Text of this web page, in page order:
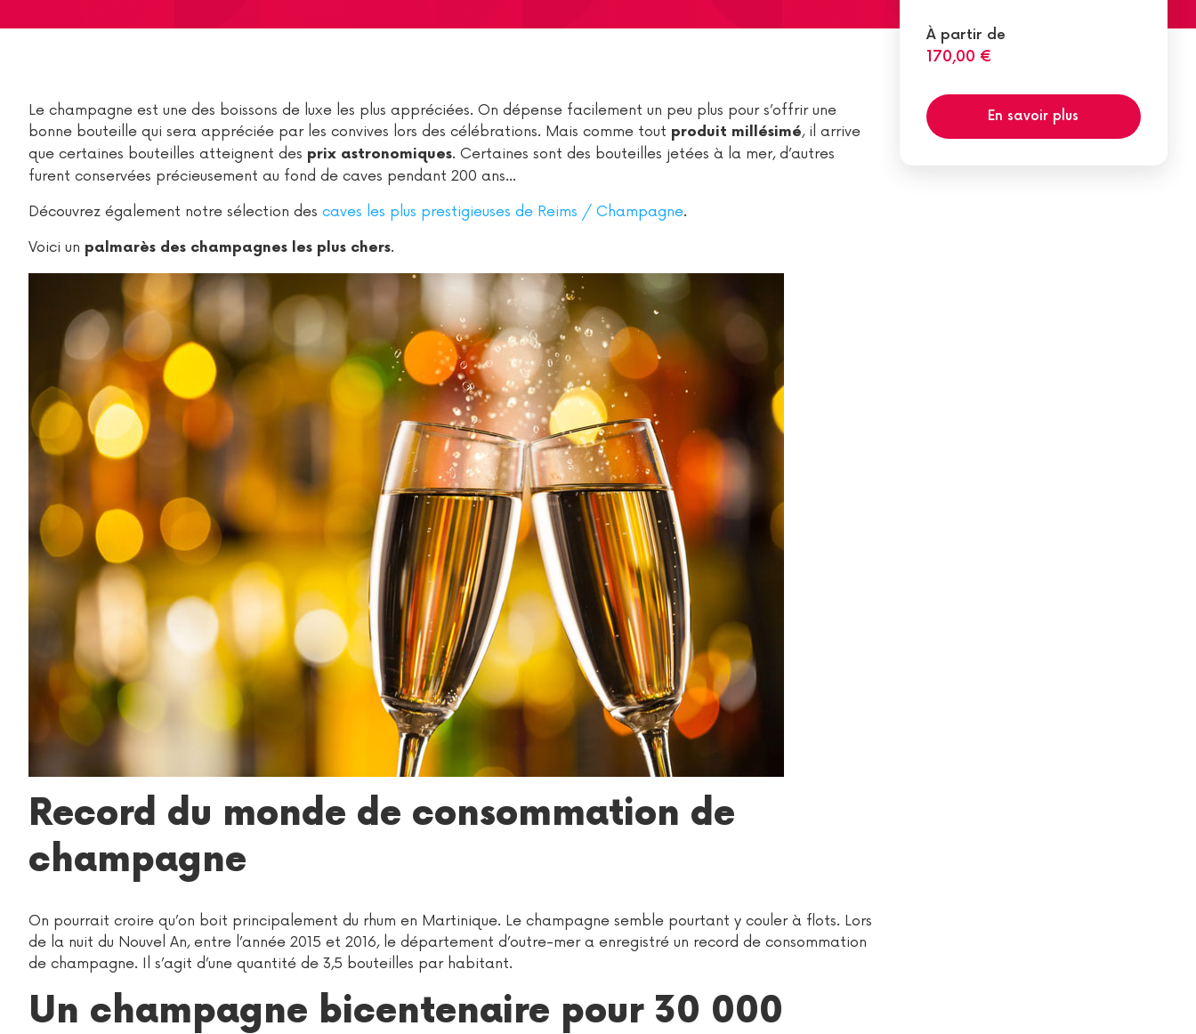
À partir de
170,00 €
En savoir plus
Le champagne est une des boissons de luxe les plus appréciées. On dépense facilement un peu plus pour s’offrir une
bonne bouteille qui sera appréciée par les convives lors des célébrations. Mais comme tout produit millésimé, il arrive
que certaines bouteilles atteignent des prix astronomiques. Certaines sont des bouteilles jetées à la mer, d’autres
furent conservées précieusement au fond de caves pendant 200 ans...
Découvrez également notre sélection des caves les plus prestigieuses de Reims / Champagne.
Voici un palmarès des champagnes les plus chers.
Record du monde de consommation de
champagne
On pourrait croire qu’on boit principalement du rhum en Martinique. Le champagne semble pourtant y couler à flots. Lors
de la nuit du Nouvel An, entre l’année 2015 et 2016, le département d’outre-mer a enregistré un record de consommation
de champagne. Il s’agit d’une quantité de 3,5 bouteilles par habitant.
Un champagne bicentenaire pour 30 000